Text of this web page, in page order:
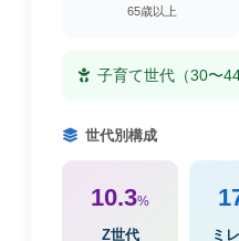
65歳以上
子育て世代（30〜
世代別構成
10.3%
Z世代 ミ